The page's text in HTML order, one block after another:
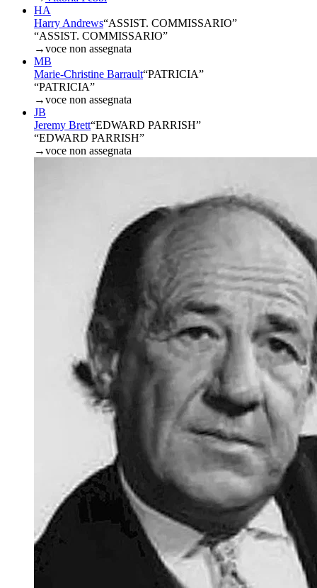
HA
Harry Andrews“ASSIST. COMMISSARIO”
“ASSIST. COMMISSARIO”
→voce non assegnata
MB
Marie-Christine Barrault“PATRICIA”
“PATRICIA”
→voce non assegnata
JB
Jeremy Brett“EDWARD PARRISH”
“EDWARD PARRISH”
→voce non assegnata